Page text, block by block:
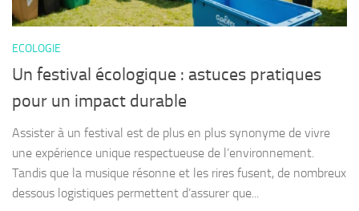
ECOLOGIE
Un festival écologique : astuces pratiques
pour un impact durable
Assister à un festival est de plus en plus synonyme de vivre
une expérience unique respectueuse de l’environnement.
Tandis que la musique résonne et les rires fusent, de nombreux
dessous logistiques permettent d’assurer que...